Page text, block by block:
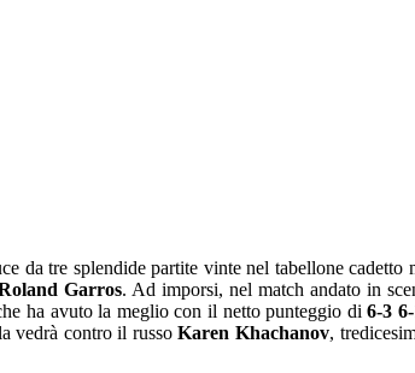
da tre splendide partite vinte nel tabellone cadetto
Garros. Ad imporsi, nel match andato in
ha avuto la meglio con il netto punteggio di6-3
vedrà contro il russoKaren Khachanov,